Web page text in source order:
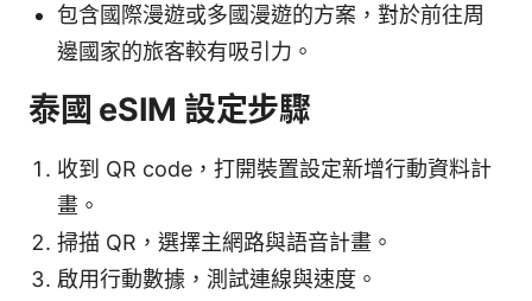
包含國際漫遊或多國漫遊的方案，對於前往周
邊國家的旅客較有吸引力。
泰國 eSIM 設定步驟
收到 QR code，打開裝置設定新增行動資料計
畫。
掃描 QR，選擇主網路與語音計畫。
啟用行動數據，測試連線與速度。